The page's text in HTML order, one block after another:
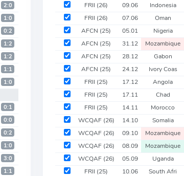
2:0
1:0
0:2
1:2
1:2
1:1
1:0
0:1
0:0
0:2
1:0
3:0
1:1
FRII (26) 09.06 Indonesia
FRII (26) 07.06 Oman
AFCN (25) 05.01 Nigeria
AFCN (25) 31.12 Mozambique
AFCN (25) 28.12 Gabon
AFCN (25) 24.12 Ivory Coas
FRII (25) 17.12 Angola
FRII (25) 17.11 Chad
FRII (25) 14.11 Morocco
WCQAF (26) 14.10 Somalia
WCQAF (26) 09.10 Mozambique
WCQAF (26) 08.09 Mozambique
WCQAF (26) 05.09 Uganda
FRII (25) 10.06 South Afri